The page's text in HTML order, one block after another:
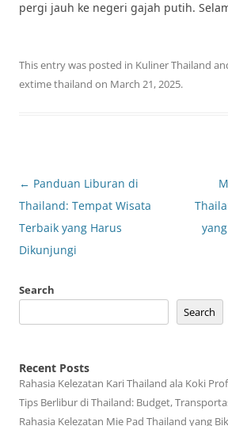
pergi jauh ke negeri gajah putih.
This entry was posted in Kuliner Thailand
extime thailand on March 21, 2025.
Post
navigation
← Panduan Liburan di
Thailand: Tempat Wisata
Terbaik yang Harus
Dikunjungi
Search
Search
Recent Posts
Rahasia Kelezatan Kari Thailand ala Koki
Tips Berlibur di Thailand: Budget,
Rahasia Kelezatan Mie Pad Thailand yang